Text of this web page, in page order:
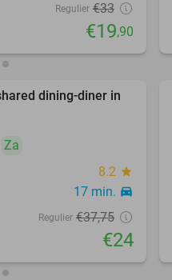
Regulier €33
€19,90
36%
dining-diner in
Za
8.2 star
17 min. directions_car
Regulier €37,75
€24